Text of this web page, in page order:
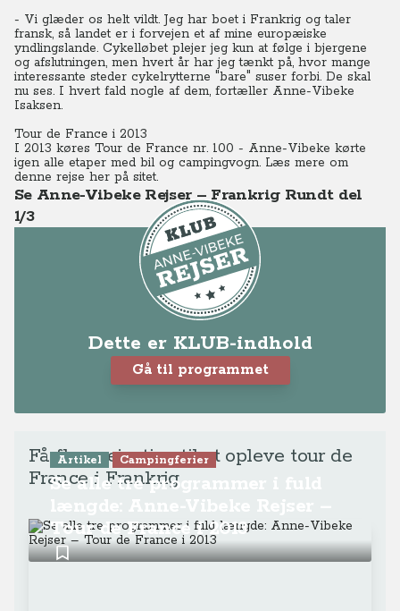
- Vi glæder os helt vildt. Jeg har boet i Frankrig og taler
fransk, så landet er i forvejen et af mine europæiske
yndlingslande. Cykelløbet plejer jeg kun at følge i bjergene
og afslutningen, men hvert år har jeg tænkt på, hvor mange
interessante steder cykelrytterne "bare" suser forbi. De skal
nu ses. I hvert fald nogle af dem, fortæller Anne-Vibeke
Isaksen.
Tour de France i 2013
I 2013 køres Tour de France nr. 100 - Anne-Vibeke kørte
igen alle etaper med bil og campingvogn. Læs mere om
denne rejse her på sitet.
Se Anne-Vibeke Rejser – Frankrig Rundt del
1/3
Dette er KLUB-indhold
Gå til programmet
Få flere rejsetips til at opleve tour de
France i Frankrig
Artikel Campingferier
Se alle tre programmer i fuld
Tour de France i 2013